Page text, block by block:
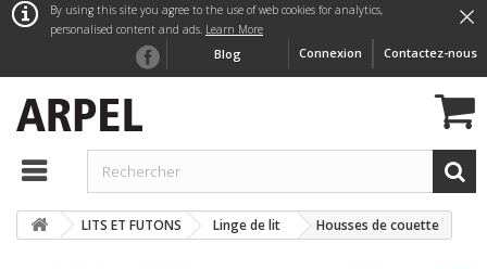
Contactez-nous
Connexion
Blog
×
By using this site you agree to the use of web cookies for analytics,
personalised content and ads. Learn More
LITS ET FUTONS Linge de lit Housses de couette